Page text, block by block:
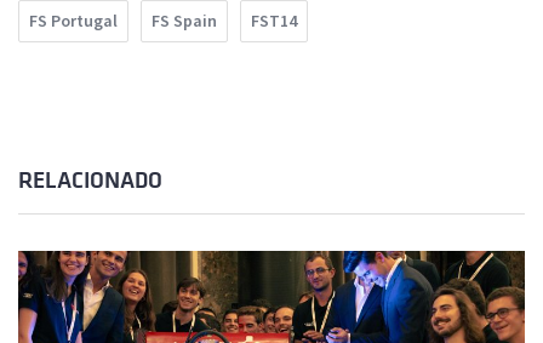
FS Portugal FS Spain FST14
RELACIONADO